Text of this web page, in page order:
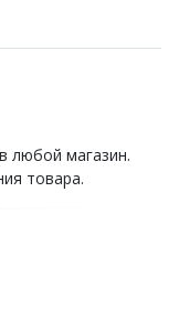
любой магазин.
товара.